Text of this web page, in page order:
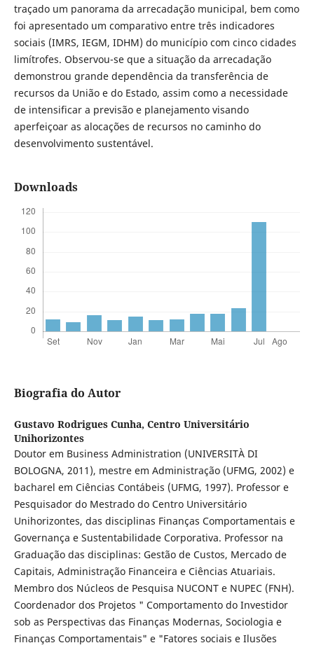
traçado um panorama da arrecadação municipal, bem como
foi apresentado um comparativo entre três indicadores
sociais (IMRS, IEGM, IDHM) do município com cinco cidades
limítrofes. Observou-se que a situação da arrecadação
demonstrou grande dependência da transferência de
recursos da União e do Estado, assim como a necessidade
de intensificar a previsão e planejamento visando
aperfeiçoar as alocações de recursos no caminho do
desenvolvimento sustentável.
Downloads
Biografia do Autor
Gustavo Rodrigues Cunha, Centro Universitário
Unihorizontes
Doutor em Business Administration (UNIVERSITÀ DI
BOLOGNA, 2011), mestre em Administração (UFMG, 2002) e
bacharel em Ciências Contábeis (UFMG, 1997). Professor e
Pesquisador do Mestrado do Centro Universitário
Unihorizontes, das disciplinas Finanças Comportamentais e
Governança e Sustentabilidade Corporativa. Professor na
Graduação das disciplinas: Gestão de Custos, Mercado de
Capitais, Administração Financeira e Ciências Atuariais.
Membro dos Núcleos de Pesquisa NUCONT e NUPEC (FNH).
Coordenador dos Projetos " Comportamento do Investidor
sob as Perspectivas das Finanças Modernas, Sociologia e
Finanças Comportamentais" e "Fatores sociais e Ilusões